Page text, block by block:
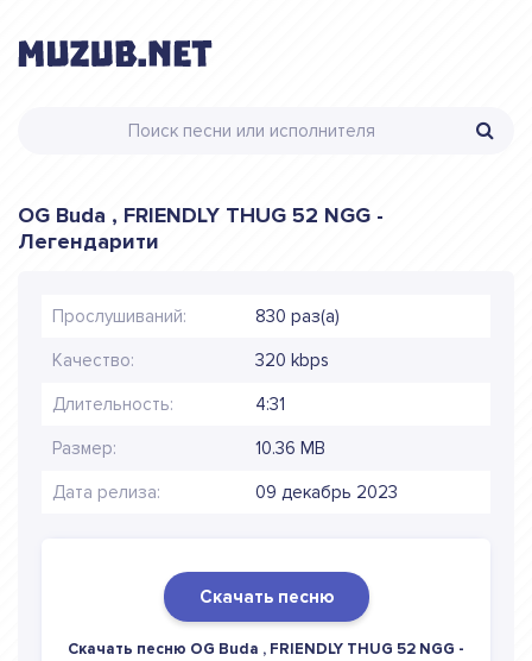
OG Buda , FRIENDLY THUG 52 NGG -
Легендарити
Прослушиваний: 830 раз(а)
Качество: 320 kbps
Длительность: 4:31
Размер: 10.36 MB
Дата релиза: 09 декабрь 2023
Скачать песню
Скачать песню OG Buda , FRIENDLY THUG 52 NGG -